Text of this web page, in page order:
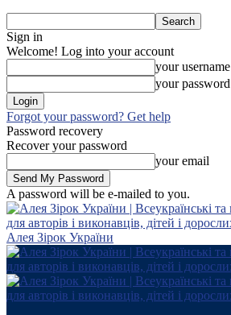
Sign in
Welcome! Log into your account
your username
your password
Forgot your password? Get help
Password recovery
Recover your password
your email
A password will be e-mailed to you.
Алея Зірок України